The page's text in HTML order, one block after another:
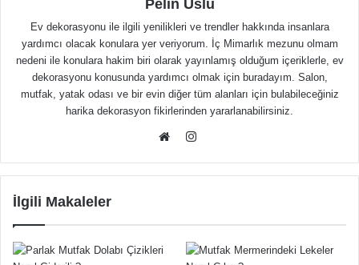
Pelin Uslu
Ev dekorasyonu ile ilgili yenilikleri ve trendler hakkında insanlara
yardımcı olacak konulara yer veriyorum. İç Mimarlık mezunu olmam
nedeni ile konulara hakim biri olarak yayınlamış olduğum içeriklerle, ev
dekorasyonu konusunda yardımcı olmak için buradayım. Salon,
mutfak, yatak odası ve bir evin diğer tüm alanları için bulabileceğiniz
harika dekorasyon fikirlerinden yararlanabilirsiniz.
sitesi
Instagram
İlgili Makaleler